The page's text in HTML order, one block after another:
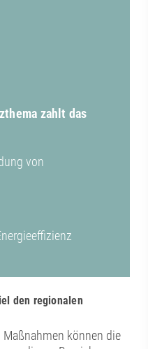
zahlt das
von
den regionalen
können die